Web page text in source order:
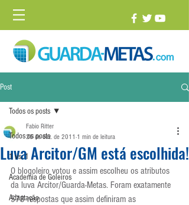
Post
Todos os posts
1 vs. 1
Academia de Goleiros
Adaptação
Todos os posts
Luva Arcitor/GM está escolhida!
Fabio Ritter
26 de dez. de 2011 1 min de leitura
O blogoleiro votou e assim escolheu os atributos
da luva Arcitor/Guarda-Metas. Foram exatamente
578 respostas que assim definiram as